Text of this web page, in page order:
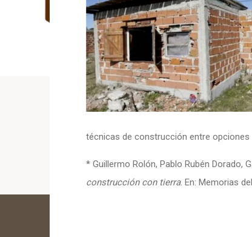
técnicas de construcción entre
* Guillermo Rolón, Pablo Rubén Dorado,
construcción con tierra. En: Memorias